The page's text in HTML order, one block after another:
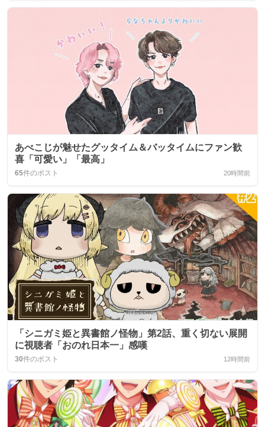
あべこじが魅せたグッタイム＆バッタイムにファン歓
喜「可愛い」「最高」
65件のポスト 20時間前
「シニガミ姫と異書館ノ怪物」第2話、重く切ない展開
に視聴者「おのれ日本一」感嘆
30件のポスト 12時間前